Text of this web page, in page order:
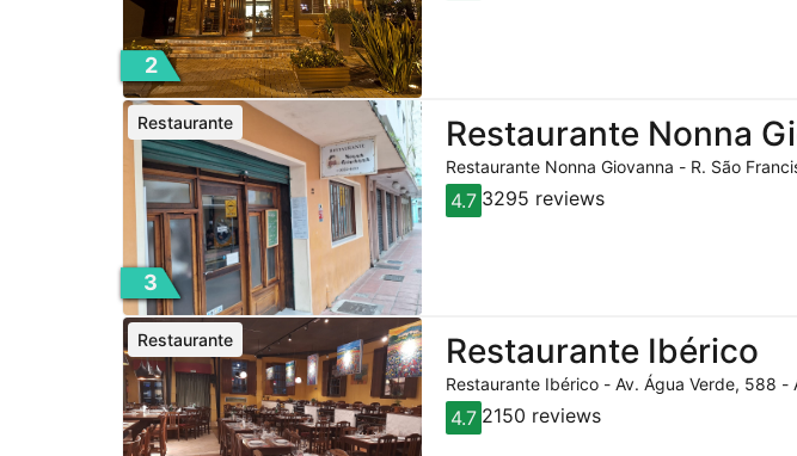
2
3
Restaurante Nonna
Restaurante
Restaurante Nonna Giovanna - R. São
4.7 3295 reviews
Restaurante Ibérico
Restaurante
Restaurante Ibérico - Av. Água Verde, 588
4.7 2150 reviews